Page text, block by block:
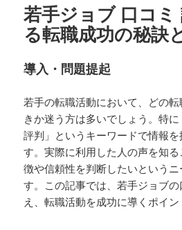
若手ジョブ 口コ
る転職成功の秘訣
導入・問題提起
若手の転職活動において、どの
きか迷う方は多いでしょう。特に
評判」というキーワードで情報
す。実際に利用した人の声を知
徴や信頼性を判断したいという
す。この記事では、若手ジョブ
え、転職活動を成功に導くポイン